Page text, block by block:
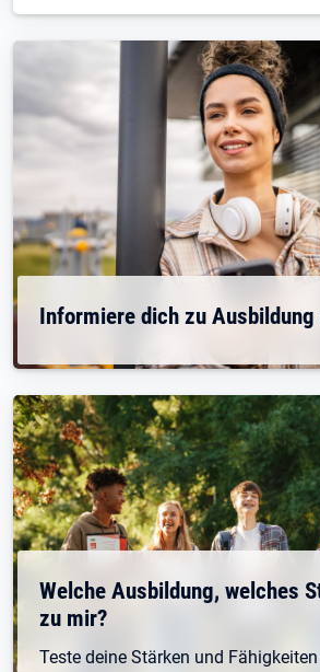
Informiere dich zu Ausbildung
Welche Ausbildung, welches
zu mir?
Teste deine Stärken und